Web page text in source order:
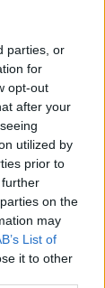
parties, or
for
opt-out
after your
utilized by
prior to
on the
may
List of
it to other
furto da